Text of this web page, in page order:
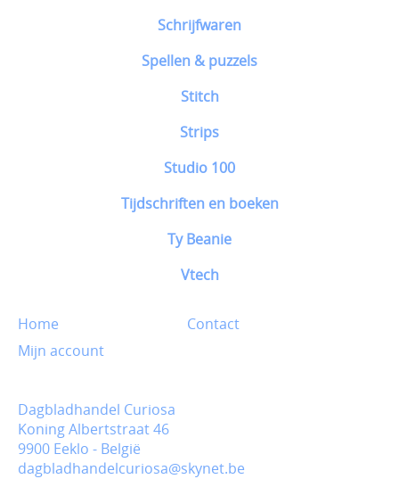
Schrijfwaren
Spellen & puzzels
Stitch
Strips
Studio 100
Tijdschriften en boeken
Ty Beanie
Vtech
Home
Contact
Mijn account
Dagbladhandel Curiosa
Koning Albertstraat 46
9900 Eeklo - België
dagbladhandelcuriosa@skynet.be